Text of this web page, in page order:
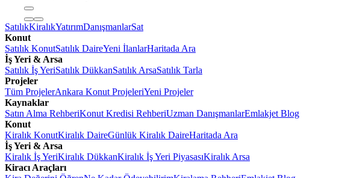
SatılıkKiralıkYatırımDanışmanlarSat
Konut
Satılık KonutSatılık DaireYeni İlanlarHaritada Ara
İş Yeri & Arsa
Satılık İş YeriSatılık DükkanSatılık ArsaSatılık Tarla
Projeler
Tüm ProjelerAnkara Konut ProjeleriYeni Projeler
Kaynaklar
Satın Alma RehberiKonut Kredisi RehberiUzman DanışmanlarEmlakjet Blog
Konut
Kiralık KonutKiralık DaireGünlük Kiralık DaireHaritada Ara
İş Yeri & Arsa
Kiralık İş YeriKiralık DükkanKiralık İş Yeri PiyasasıKiralık Arsa
Kiracı Araçları